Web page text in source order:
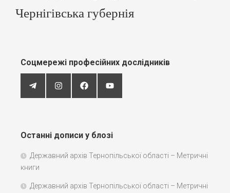
Чернігівська губернія
Соцмережі професійних дослідників
Останні дописи у блозі
Державний архів Тернопільської області – Метричні
книги
Державний архів Тернопільської області – Метричні